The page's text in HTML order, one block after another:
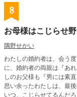
8
お母様はこじらせ
隅野せかい
わたしの婚約者は、会う度にわたしを罵
に、婚約者の両親は『あれ
しのお父様も『男には素
思い余ったわたしは、最後
いつ、こじらせてるんだろ」 他の大人たちと同じような反応でした。